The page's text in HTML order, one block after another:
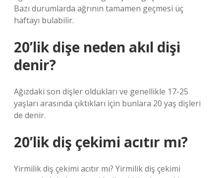
Bazı durumlarda ağrının tamamen geçmesi üç
haftayı bulabilir.
20’lik dişe neden akıl dişi
denir?
Ağızdaki son dişler oldukları ve genellikle 17-25
yaşları arasında çıktıkları için bunlara 20 yaş dişleri
de denir.
20’lik diş çekimi acıtır mı?
Yirmilik diş çekimi acıtır mı? Yirmilik diş çekimi